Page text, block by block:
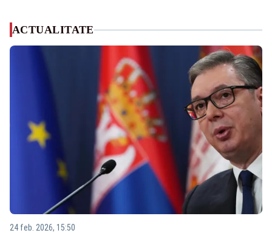
ACTUALITATE
24 feb. 2026, 15:50